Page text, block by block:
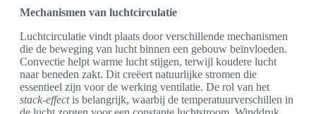
Mechanismen van luchtcirculatie
Luchtcirculatie vindt plaats door verschillende mechanismen
die de beweging van lucht binnen een gebouw beïnvloeden.
Convectie helpt warme lucht stijgen, terwijl koudere lucht
naar beneden zakt. Dit creëert natuurlijke stromen die
essentieel zijn voor de werking ventilatie. De rol van het
stack-effectis belangrijk, waarbij de temperatuurverschillen in